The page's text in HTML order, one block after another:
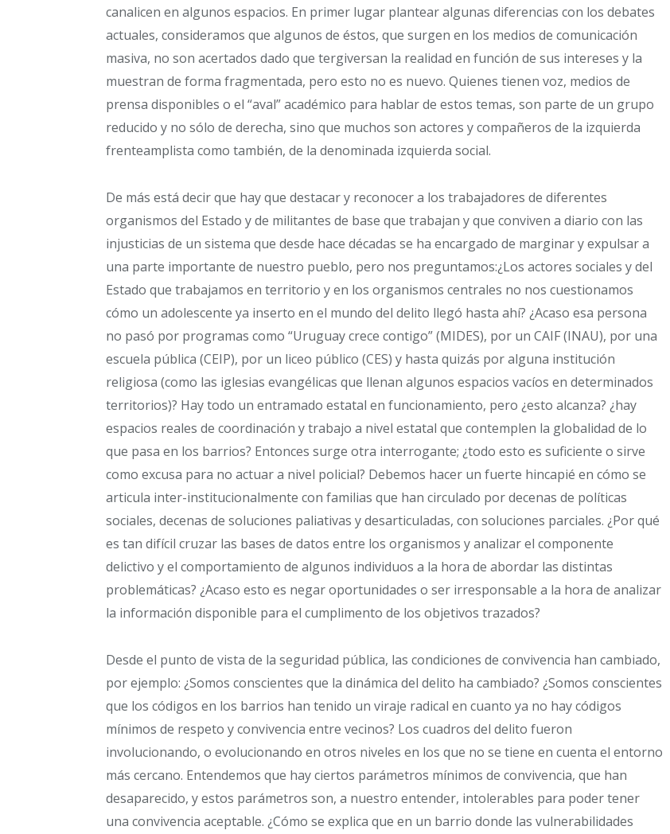
canalicen en algunos espacios. En primer lugar plantear algunas diferencias con los debates
actuales, consideramos que algunos de éstos, que surgen en los medios de comunicación
masiva, no son acertados dado que tergiversan la realidad en función de sus intereses y la
muestran de forma fragmentada, pero esto no es nuevo. Quienes tienen voz, medios de
prensa disponibles o el “aval” académico para hablar de estos temas, son parte de un grupo
reducido y no sólo de derecha, sino que muchos son actores y compañeros de la izquierda
frenteamplista como también, de la denominada izquierda social.
De más está decir que hay que destacar y reconocer a los trabajadores de diferentes
organismos del Estado y de militantes de base que trabajan y que conviven a diario con las
injusticias de un sistema que desde hace décadas se ha encargado de marginar y expulsar a
una parte importante de nuestro pueblo, pero nos preguntamos:¿Los actores sociales y del
Estado que trabajamos en territorio y en los organismos centrales no nos cuestionamos
cómo un adolescente ya inserto en el mundo del delito llegó hasta ahí? ¿Acaso esa persona
no pasó por programas como “Uruguay crece contigo” (MIDES), por un CAIF (INAU), por una
escuela pública (CEIP), por un liceo público (CES) y hasta quizás por alguna institución
religiosa (como las iglesias evangélicas que llenan algunos espacios vacíos en determinados
territorios)? Hay todo un entramado estatal en funcionamiento, pero ¿esto alcanza? ¿hay
espacios reales de coordinación y trabajo a nivel estatal que contemplen la globalidad de lo
que pasa en los barrios? Entonces surge otra interrogante; ¿todo esto es suficiente o sirve
como excusa para no actuar a nivel policial? Debemos hacer un fuerte hincapié en cómo se
articula inter-institucionalmente con familias que han circulado por decenas de políticas
sociales, decenas de soluciones paliativas y desarticuladas, con soluciones parciales. ¿Por qué
es tan difícil cruzar las bases de datos entre los organismos y analizar el componente
delictivo y el comportamiento de algunos individuos a la hora de abordar las distintas
problemáticas? ¿Acaso esto es negar oportunidades o ser irresponsable a la hora de analizar
la información disponible para el cumplimento de los objetivos trazados?
Desde el punto de vista de la seguridad pública, las condiciones de convivencia han cambiado,
por ejemplo: ¿Somos conscientes que la dinámica del delito ha cambiado? ¿Somos conscientes
que los códigos en los barrios han tenido un viraje radical en cuanto ya no hay códigos
mínimos de respeto y convivencia entre vecinos? Los cuadros del delito fueron
involucionando, o evolucionando en otros niveles en los que no se tiene en cuenta el entorno
más cercano. Entendemos que hay ciertos parámetros mínimos de convivencia, que han
desaparecido, y estos parámetros son, a nuestro entender, intolerables para poder tener
una convivencia aceptable. ¿Cómo se explica que en un barrio donde las vulnerabilidades